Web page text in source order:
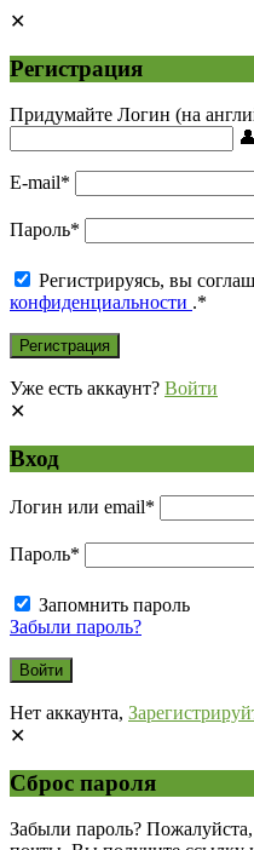
Регистрация
Придумайте Логин (на
E-mail*
Пароль*
Регистрируясь, вы
конфиденциальности .*
Уже есть аккаунт? Войти
Вход
Логин или email*
Пароль*
Запомнить пароль
Забыли пароль?
Нет аккаунта,
Сброс пароля
Забыли пароль?